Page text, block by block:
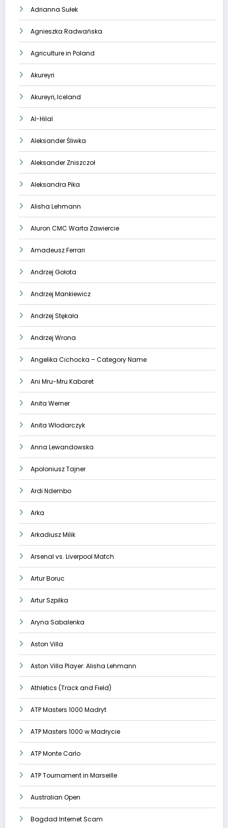
Adrianna Sułek
Agnieszka Radwańska
Agriculture in Poland
Akureyri
Akureyri, Iceland
Al-Hilal
Aleksander Śliwka
Aleksander Zniszczoł
Aleksandra Pika
Alisha Lehmann
Aluron CMC Warta Zawiercie
Amadeusz Ferrari
Andrzej Gołota
Andrzej Mankiewicz
Andrzej Stękała
Andrzej Wrona
Angelika Cichocka – Category Name
Ani Mru-Mru Kabaret
Anita Werner
Anita Włodarczyk
Anna Lewandowska
Apoloniusz Tajner
Ardi Ndembo
Arka
Arkadiusz Milik
Arsenal vs. Liverpool Match
Artur Boruc
Artur Szpilka
Aryna Sabalenka
Aston Villa
Aston Villa Player: Alisha Lehmann
Athletics (Track and Field)
ATP Masters 1000 Madryt
ATP Masters 1000 w Madrycie
ATP Monte Carlo
ATP Tournament in Marseille
Australian Open
Bagdad Internet Scam